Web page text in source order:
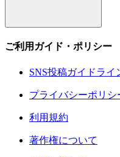
ご利用ガイド・ポリシー
SNS投稿ガイドライ
プライバシーポリシ
利用規約
著作権について